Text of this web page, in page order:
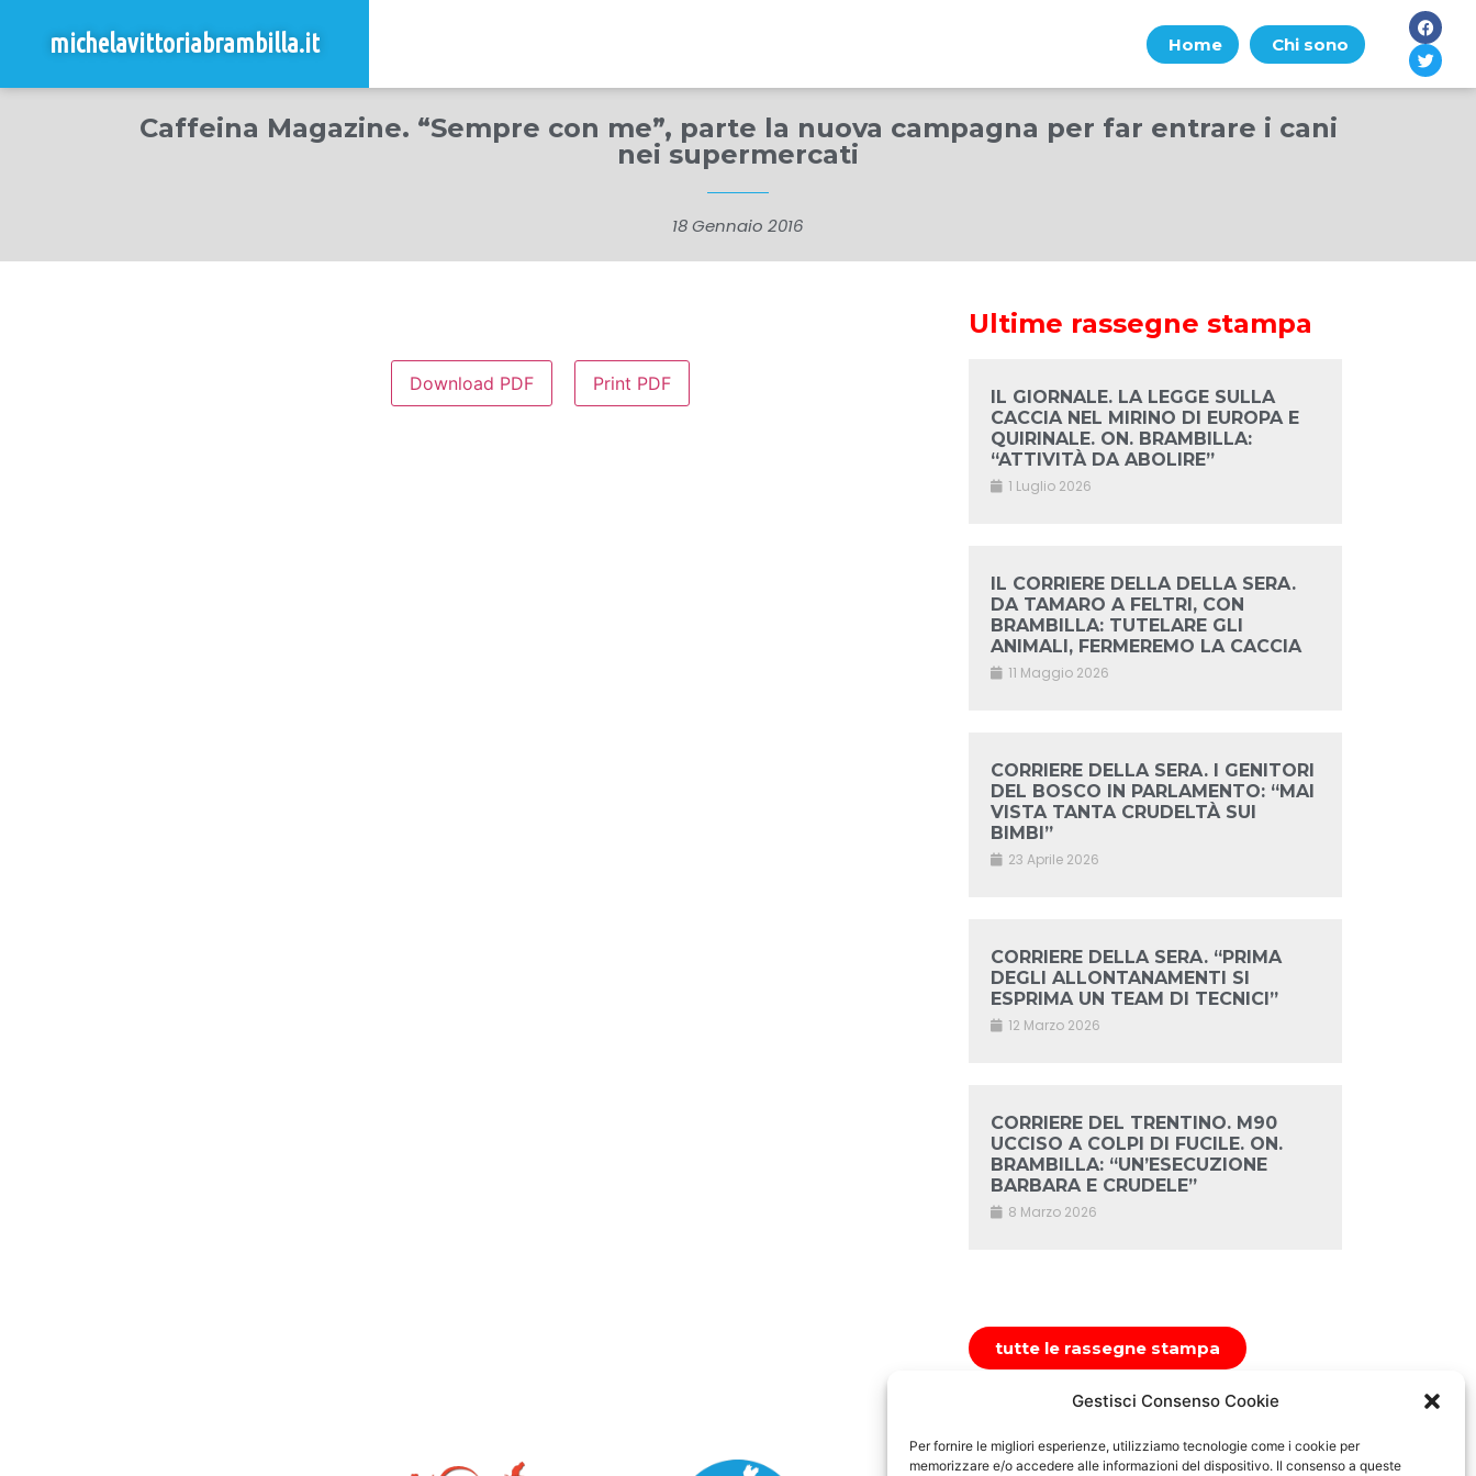
Gestisci Consenso Cookie
Per fornire le migliori esperienze, utilizziamo tecnologie come i cookie per
memorizzare e/o accedere alle informazioni del dispositivo. Il consenso a queste
michelavittoriabrambilla.it Home Chi sono
Caffeina Magazine. “Sempre con me”, parte la nuova campagna per far entrare i cani
nei supermercati
18 Gennaio 2016
Download PDF Print PDF
Ultime rassegne stampa
IL GIORNALE. LA LEGGE SULLA
CACCIA NEL MIRINO DI EUROPA E
QUIRINALE. ON. BRAMBILLA:
“ATTIVITÀ DA ABOLIRE”
1 Luglio 2026
IL CORRIERE DELLA DELLA SERA.
DA TAMARO A FELTRI, CON
BRAMBILLA: TUTELARE GLI
ANIMALI, FERMEREMO LA CACCIA
11 Maggio 2026
CORRIERE DELLA SERA. I GENITORI
DEL BOSCO IN PARLAMENTO: “MAI
VISTA TANTA CRUDELTÀ SUI
BIMBI”
23 Aprile 2026
CORRIERE DELLA SERA. “PRIMA
DEGLI ALLONTANAMENTI SI
ESPRIMA UN TEAM DI TECNICI”
12 Marzo 2026
CORRIERE DEL TRENTINO. M90
UCCISO A COLPI DI FUCILE. ON.
BRAMBILLA: “UN’ESECUZIONE
BARBARA E CRUDELE”
8 Marzo 2026
tutte le rassegne stampa